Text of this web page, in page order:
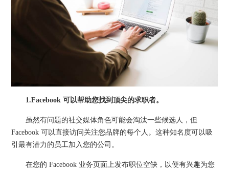
1.Facebook 可以帮助您找到顶尖的求职者。
虽然有问题的社交媒体角色可能会淘汰一些候选人，但
Facebook 可以直接访问关注您品牌的每个人。这种知名度可以吸
引最有潜力的员工加入您的公司。
在您的 Facebook 业务页面上发布职位空缺，以便有兴趣为您